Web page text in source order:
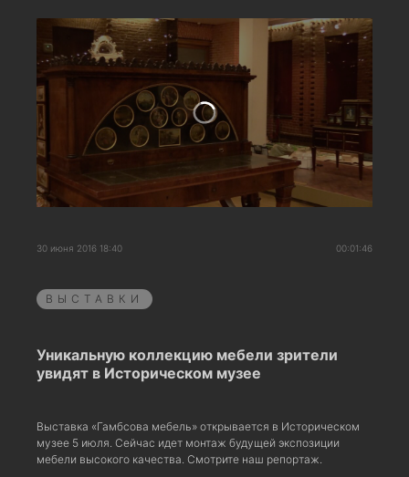
30 июня 2016 18:40 00:01:46
ВЫСТАВКИ
Уникальную коллекцию мебели зрители
увидят в Историческом музее
Выставка «Гамбсова мебель» открывается в Историческом
музее 5 июля. Сейчас идет монтаж будущей экспозиции
мебели высокого качества. Смотрите наш репортаж.